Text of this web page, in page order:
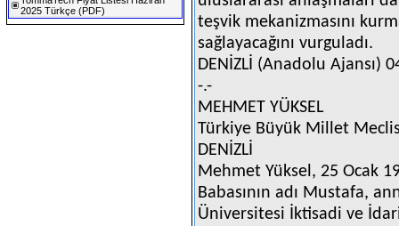
2025 Türkçe (PDF)
teşvik mekanizmasını
sağlayacağını vurguladı.
DENİZLİ (Anadolu Ajansı)
-.-
MEHMET YÜKSEL
Türkiye Büyük Millet
DENİZLİ
Mehmet Yüksel, 25 Ocak
Babasının adı Mustafa,
Üniversitesi İktisadi ve